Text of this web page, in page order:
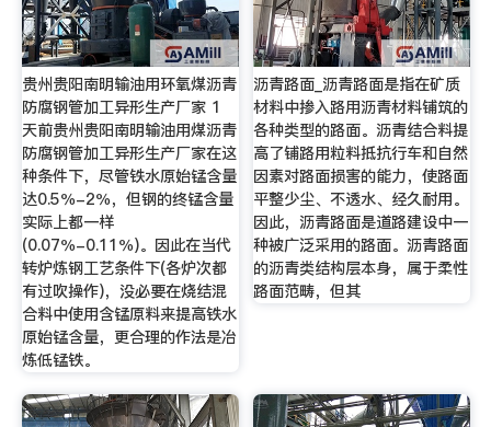
贵州贵阳南明输油用环氧煤沥青
防腐钢管加工异形生产厂家 1
天前贵州贵阳南明输油用煤沥青
防腐钢管加工异形生产厂家在这
种条件下，尽管铁水原始锰含量
达0.5％-2％，但钢的终锰含量
实际上都一样
(0.07％-0.11％)。因此在当代
转炉炼钢工艺条件下(各炉次都
有过吹操作)，没必要在烧结混
合料中使用含锰原料来提高铁水
原始锰含量，更合理的作法是冶
炼低锰铁。
沥青路面_沥青路面是指在矿质
材料中掺入路用沥青材料铺筑的
各种类型的路面。沥青结合料提
高了铺路用粒料抵抗行车和自然
因素对路面损害的能力，使路面
平整少尘、不透水、经久耐用。
因此，沥青路面是道路建设中一
种被广泛采用的路面。沥青路面
的沥青类结构层本身，属于柔性
路面范畴，但其